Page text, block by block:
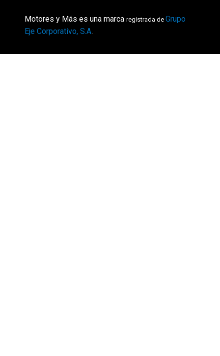
Motores y Más es una marca registrada de Grupo
Eje Corporativo, S.A.